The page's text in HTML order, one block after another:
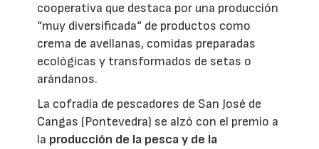
cooperativa que destaca por una producción
“muy diversificada“ de productos como
crema de avellanas, comidas preparadas
ecológicas y transformados de setas o
arándanos.
La cofradía de pescadores de San José de
Cangas (Pontevedra) se alzó con el premio a
la producción de la pesca y de la